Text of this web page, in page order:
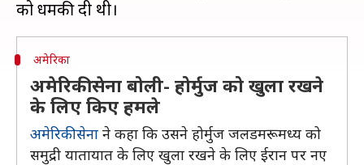
अमेरिका
अमेरिकी सेना बोली- होर्मुज को खुला रखने
के लिए किए हमले
अमेरिकी सेना ने कहा कि उसने होर्मुज जलडमरूमध्य को
समुद्री यातायात के लिए खुला रखने के लिए ईरान पर नए